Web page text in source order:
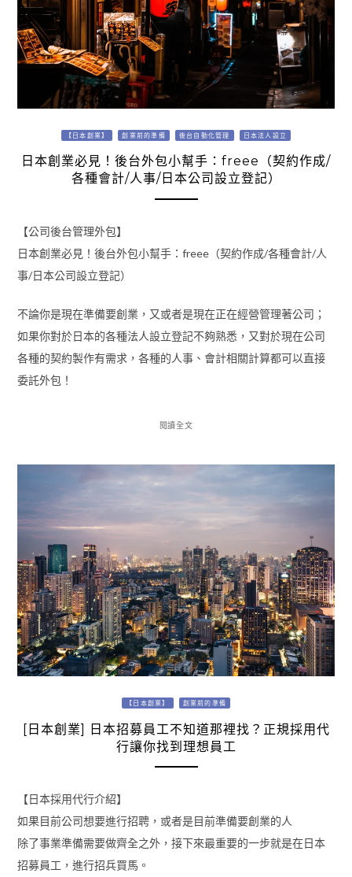
【日本創業】 創業前的準備 後台自動化管理 日本法人設立
日本創業必見！後台外包小幫手：freee（契約作成/
各種會計/人事/日本公司設立登記）
【公司後台管理外包】
日本創業必見！後台外包小幫手：freee（契約作成/各種會計/人
事/日本公司設立登記）
不論你是現在準備要創業，又或者是現在正在經營管理著公司；
如果你對於日本的各種法人設立登記不夠熟悉，又對於現在公司
各種的契約製作有需求，各種的人事、會計相關計算都可以直接
委託外包！
閱讀全文
【日本創業】 創業前的準備
[日本創業] 日本招募員工不知道那裡找？正規採用代
行讓你找到理想員工
【日本採用代行介紹】
如果目前公司想要進行招聘，或者是目前準備要創業的人
除了事業準備需要做齊全之外，接下來最重要的一步就是在日本
招募員工，進行招兵買馬。